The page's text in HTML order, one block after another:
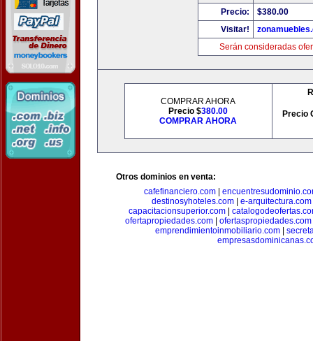
Precio:
$380.00
Visitar!
Serán consideradas
COMPRAR AHORA
Precio $380.00
COMPRAR AHORA
Precio
Otros dominios en venta:
cafefinanciero.com
destinosyhoteles.com
e-arquitectura.com
capacitacionsuperior.com
ofertapropiedades.com
ofertaspropiedades.com
emprendimientoinmobiliario.com|